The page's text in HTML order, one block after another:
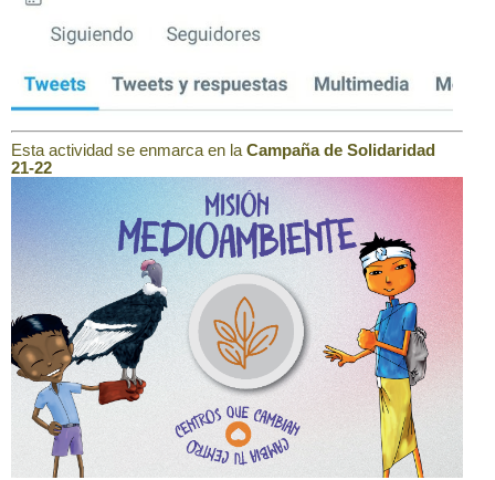
Esta actividad se enmarca en la Campaña de Solidaridad
21-22